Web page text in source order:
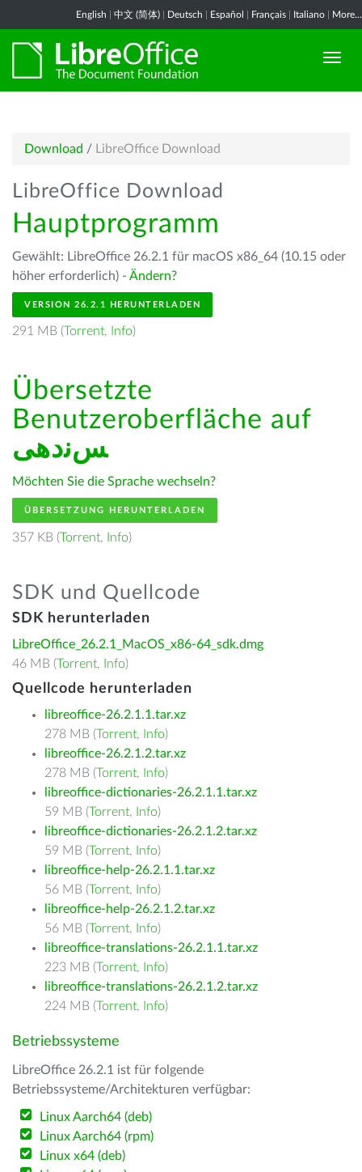
English 中文 (简体) Deutsch Español Français Italiano More...
Download / LibreOffice Download
LibreOffice Download
Hauptprogramm
Gewählt: LibreOffice 26.2.1 für macOS x86_64 (10.15 oder
höher erforderlich) - Ändern?
VERSION 26.2.1 HERUNTERLADEN
291 MB (Torrent, Info)
Übersetzte
Benutzeroberfläche auf
ﺲﻧﺩھی
Möchten Sie die Sprache wechseln?
ÜBERSETZUNG HERUNTERLADEN
357 KB (Torrent, Info)
SDK und Quellcode
SDK herunterladen
LibreOffice_26.2.1_MacOS_x86-64_sdk.dmg
46 MB (Torrent, Info)
Quellcode herunterladen
libreoffice-26.2.1.1.tar.xz
278 MB (Torrent, Info)
libreoffice-26.2.1.2.tar.xz
278 MB (Torrent, Info)
libreoffice-dictionaries-26.2.1.1.tar.xz
59 MB (Torrent, Info)
libreoffice-dictionaries-26.2.1.2.tar.xz
59 MB (Torrent, Info)
libreoffice-help-26.2.1.1.tar.xz
56 MB (Torrent, Info)
libreoffice-help-26.2.1.2.tar.xz
56 MB (Torrent, Info)
libreoffice-translations-26.2.1.1.tar.xz
223 MB (Torrent, Info)
libreoffice-translations-26.2.1.2.tar.xz
224 MB (Torrent, Info)
Betriebssysteme
LibreOffice 26.2.1 ist für folgende
Betriebssysteme/Architekturen verfügbar:
Linux Aarch64 (deb)
Linux Aarch64 (rpm)
Linux x64 (deb)